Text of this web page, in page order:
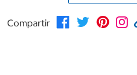
Compartir